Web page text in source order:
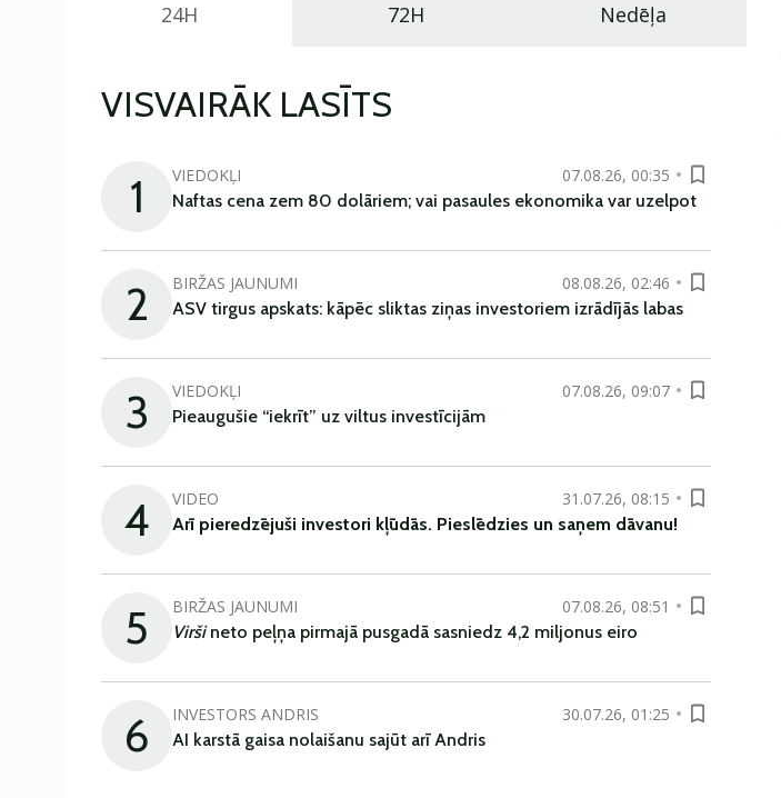
24H 72H Nedēļa
VISVAIRĀK LASĪTS
1 VIEDOKĻI
07.08.26, 00:35
Naftas cena zem 80 dolāriem; vai pasaules ekonomika var uzelpot
2 BIRŽAS JAUNUMI
08.08.26, 02:46
ASV tirgus apskats: kāpēc sliktas ziņas investoriem izrādījās labas
3 VIEDOKĻI
07.08.26, 09:07
Pieaugušie “iekrīt” uz viltus investīcijām
4 VIDEO
31.07.26, 08:15
Arī pieredzējuši investori kļūdās. Pieslēdzies un saņem dāvanu!
5 BIRŽAS JAUNUMI
07.08.26, 08:51
Viršineto peļņa pirmajā pusgadā sasniedz 4,2 miljonus eiro
6 INVESTORS ANDRIS
30.07.26, 01:25
AI karstā gaisa nolaišanu sajūt arī Andris